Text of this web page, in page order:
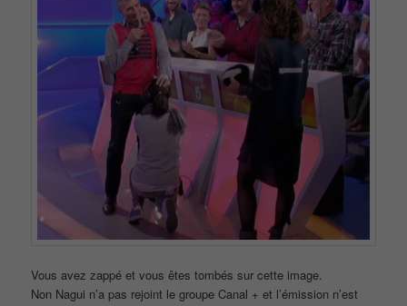
Vous avez zappé et vous êtes tombés sur cette image.
Non Nagui n’a pas rejoint le groupe Canal + et l’émission n’est